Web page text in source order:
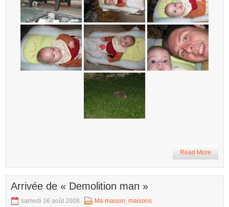
Read More
Arrivée de « Demolition man »
samedi 16 août 2008 Ma maison, maisons